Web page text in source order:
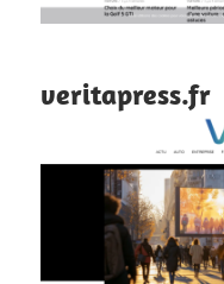
veritapress.fr